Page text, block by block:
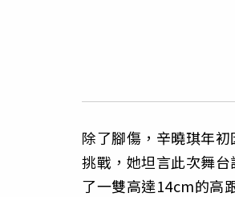
除了腳傷，辛曉琪年
挑戰，她坦言此次舞
了一雙高達14cm的高